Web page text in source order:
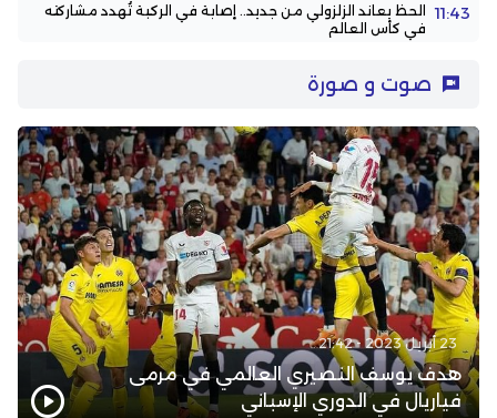
11:43
الحظ يعاند الزلزولي من جديد.. إصابة في الركبة تُهدد مشاركته
في كأس العالم
صوت و صورة
23 أبريل 2023 - 21:42
هدف يوسف النصيري العالمي في مرمى
فياريال في الدوري الإسباني